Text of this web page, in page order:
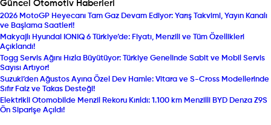
Güncel Otomotiv Haberleri
2026 MotoGP Heyecanı Tam Gaz Devam Ediyor: Yarış Takvimi, Yayın Kanalı
ve Başlama Saatleri!
Makyajlı Hyundai IONIQ 6 Türkiye’de: Fiyatı, Menzili ve Tüm Özellikleri
Açıklandı!
Togg Servis Ağını Hızla Büyütüyor: Türkiye Genelinde Sabit ve Mobil Servis
Sayısı Artıyor!
Suzuki’den Ağustos Ayına Özel Dev Hamle: Vitara ve S-Cross Modellerinde
Sıfır Faiz ve Takas Desteği!
Elektrikli Otomobilde Menzil Rekoru Kırıldı: 1.100 km Menzilli BYD Denza Z9S
Ön Siparişe Açıldı!